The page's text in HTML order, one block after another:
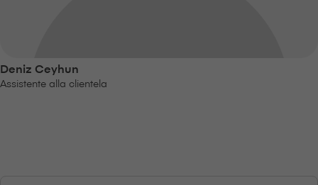
Deniz Ceyhun
Assistente alla clientela